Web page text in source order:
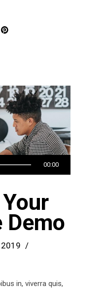
00:00
Demo
2019
in, viverra quis,